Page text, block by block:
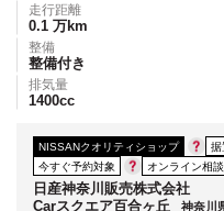
走行距離
0.1 万km
整備
整備付き
排気量
1400cc
NISSANクオリティショップ
据
今すぐ予約対象
オンライン相
日産神奈川販売株式会社
Carスクエア百合ヶ丘
神奈川